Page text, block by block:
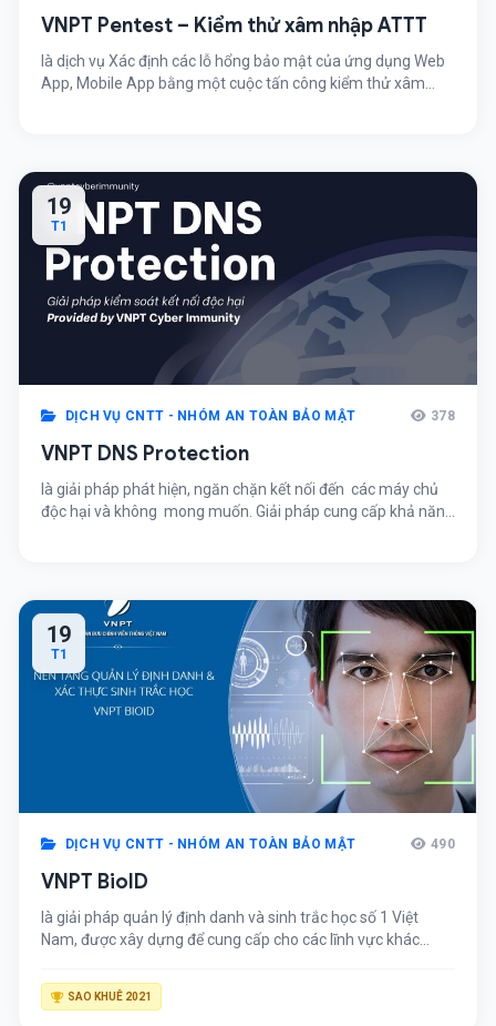
VNPT Pentest – Kiểm thử xâm nhập ATTT
là dịch vụ Xác định các lỗ hổng bảo mật của ứng dụng Web
App, Mobile App bằng một cuộc tấn công kiểm thử xâm
19
T1
DỊCH VỤ CNTT - NHÓM AN TOÀN BẢO MẬT 378
VNPT DNS Protection
là giải pháp phát hiện, ngăn chặn kết nối đến các máy chủ
độc hại và không mong muốn. Giải pháp cung cấp khả năng
19
T1
DỊCH VỤ CNTT - NHÓM AN TOÀN BẢO MẬT 490
VNPT BioID
là giải pháp quản lý định danh và sinh trắc học số 1 Việt
Nam, được xây dựng để cung cấp cho các lĩnh vực khác
có nhu cầu cao như: Ngân hàng, Tài chính, Bảo hiểm, Y tế,
Doanh nghiệp (Khách sạn, Du lịch…).
SAO KHUÊ 2021